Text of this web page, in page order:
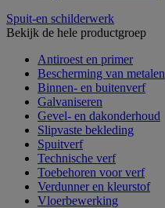
Spuit-en schilderwerk
Bekijk de hele productgroep
Antiroest en primer
Bescherming van metalen
Binnen- en buitenverf
Galvaniseren
Gevel- en dakonderhoud
Slipvaste bekleding
Spuitverf
Technische verf
Toebehoren voor verf
Verdunner en kleurstof
Vloerbewerking